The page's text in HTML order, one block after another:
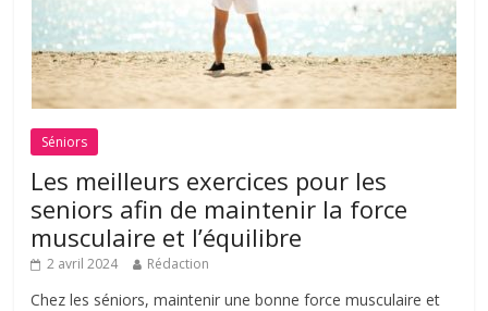
Séniors
Les meilleurs exercices pour les
seniors afin de maintenir la force
musculaire et l’équilibre
2 avril 2024 Rédaction
Chez les séniors, maintenir une bonne force musculaire et